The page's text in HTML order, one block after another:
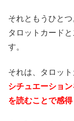
それともうひとつ
タロットカード
す。
それは、タロッ
シチュエーショ
を読むことで感得